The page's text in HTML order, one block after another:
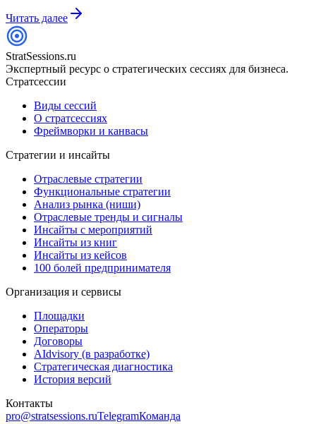
Читать далее
StratSessions.ru
Экспертный ресурс о стратегических сессиях для бизнеса.
Стратсессии
Виды сессий
О стратсессиях
Фреймворки и канвасы
Стратегии и инсайты
Отраслевые стратегии
Функциональные стратегии
Анализ рынка (ниши)
Отраслевые тренды и сигналы
Инсайты с мероприятий
Инсайты из книг
Инсайты из кейсов
100 болей предпринимателя
Организация и сервисы
Площадки
Операторы
Договоры
AIdvisory (в разработке)
Стратегическая диагностика
История версий
Контакты
pro@stratsessions.ruTelegramКоманда